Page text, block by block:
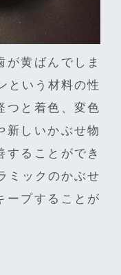
が黄ばんでしま
という材料の性
つと着色、変色
新しいかぶせ物
することができ
ミックのかぶせ
ープすることが